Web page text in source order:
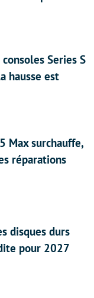
Series S
hausse est
Max surchauffe,
réparations
disques durs
pour 2027